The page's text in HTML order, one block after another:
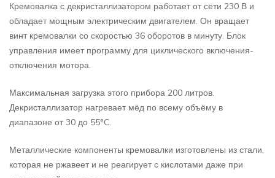
Кремовалка с декристаллизатором работает от сети 230 В и
обладает мощным электрическим двигателем. Он вращает
винт кремовалки со скоростью 36 оборотов в минуту. Блок
управления имеет программу для циклического включения-
отключения мотора.
Максимальная загрузка этого прибора 200 литров.
Декристаллизатор нагревает мёд по всему объёму в
диапазоне от 30 до 55°C.
Металлические компоненты кремовалки изготовлены из стали,
которая не ржавеет и не реагирует с кислотами даже при